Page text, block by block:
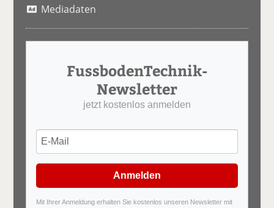
Mediadaten
FussbodenTechnik-
Newsletter
jetzt kostenlos anmelden
Anmelden
Mit Ihrer Anmeldung erhalten Sie kostenlos unseren Newsletter mit